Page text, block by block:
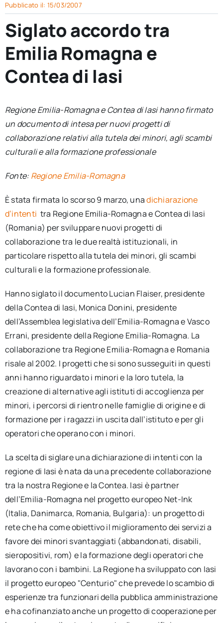
Pubblicato il: 15/03/2007
Siglato accordo tra
Emilia Romagna e
Contea di Iasi
Regione Emilia-Romagna e Contea di Iasi hanno firmato
un documento di intesa per nuovi progetti di
collaborazione relativi alla tutela dei minori, agli scambi
culturali e alla formazione professionale
Fonte: Regione Emilia-Romagna
È stata firmata lo scorso 9 marzo, unadichiarazione
d’intenti tra Regione Emilia-Romagna e Contea di Iasi
(Romania) per sviluppare nuovi progetti di
collaborazione tra le due realtà istituzionali, in
particolare rispetto alla tutela dei minori, gli scambi
culturali e la formazione professionale.
Hanno siglato il documento Lucian Flaiser, presidente
della Contea di Iasi, Monica Donini, presidente
dell’Assemblea legislativa dell’Emilia-Romagna e Vasco
Errani, presidente della Regione Emilia-Romagna. La
collaborazione tra Regione Emilia-Romagna e Romania
risale al 2002. I progetti che si sono susseguiti in questi
anni hanno riguardato i minori e la loro tutela, la
creazione di alternative agli istituti di accoglienza per
minori, i percorsi di rientro nelle famiglie di origine e di
formazione per i ragazzi in uscita dall’istituto e per gli
operatori che operano con i minori.
La scelta di siglare una dichiarazione di intenti con la
regione di Iasi è nata da una precedente collaborazione
tra la nostra Regione e la Contea. Iasi è partner
dell’Emilia-Romagna nel progetto europeo Net-Ink
(Italia, Danimarca, Romania, Bulgaria): un progetto di
rete che ha come obiettivo il miglioramento dei servizi a
favore dei minori svantaggiati (abbandonati, disabili,
sieropositivi, rom) e la formazione degli operatori che
lavorano con i bambini. La Regione ha sviluppato con Iasi
il progetto europeo "Centurio" che prevede lo scambio di
esperienze tra funzionari della pubblica amministrazione
e ha cofinanziato anche un progetto di cooperazione per